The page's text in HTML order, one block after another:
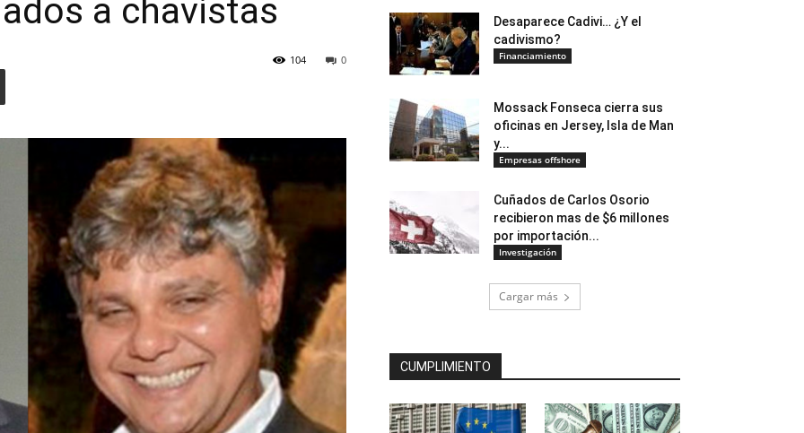
a chavistas
0
104
Desaparece Cadivi… ¿Y el
cadivismo?
Financiamiento
Mossack Fonseca cierra sus
oficinas en Jersey, Isla de Man
y...
Empresas offshore
Cuñados de Carlos Osorio
recibieron mas de $6 millones
por importación...
Investigación
Cargar más
CUMPLIMIENTO